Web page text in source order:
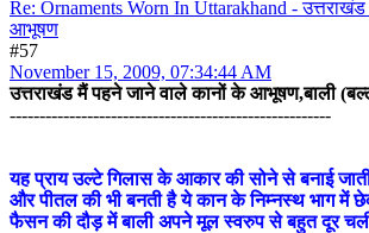
Re: Ornaments Worn In Uttarakhand -
आभूषण
#57
November 15, 2009, 07:34:44 AM
उत्तराखंड मैं पहने जाने वाले कानों के आभूषण,बाली
------------------------------------------------------
यह प्राय उल्टे गिलास के आकार की सोने से बनाई
और पीतल की भी बनती है ये कान के निम्नस्थ भाग में
फैसन की दौड़ में बाली अपने मूल स्वरुप से बहुत दूर